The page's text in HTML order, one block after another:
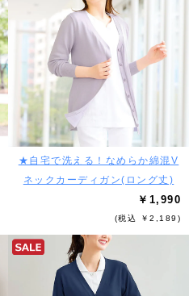
★自宅で洗える！なめらか綿混V
ネックカーディガン(ロング丈)
￥1,990
(税込 ￥2,189)